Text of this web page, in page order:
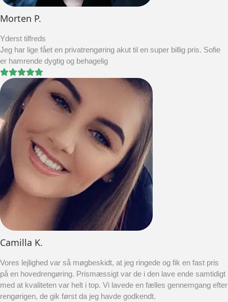
Morten P.
Yderst tilfreds
Jeg har lige fået en privatrengøring akut til en super billig pris. Sofie
er hamrende dygtig og behagelig
Camilla K.
Vores lejlighed var så møgbeskidt, at jeg ringede og fik en fast pris
på en hovedrengøring. Prismæssigt var de i den lave ende samtidigt
med at kvaliteten var helt i top. Vi lavede en fælles gennemgang efter
rengørigen, de gik først da jeg havde godkendt.